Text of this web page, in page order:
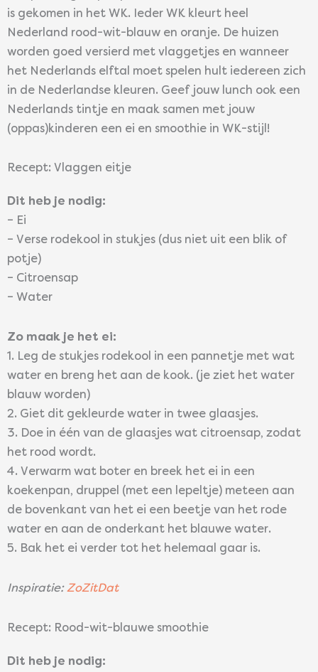
is gekomen in het WK. Ieder WK kleurt heel
Nederland rood-wit-blauw en oranje. De huizen
worden goed versierd met vlaggetjes en wanneer
het Nederlands elftal moet spelen hult iedereen zich
in de Nederlandse kleuren. Geef jouw lunch ook een
Nederlands tintje en maak samen met jouw
(oppas)kinderen een ei en smoothie in WK-stijl!
Recept: Vlaggen eitje
Dit heb je nodig:
– Ei
– Verse rodekool in stukjes (dus niet uit een blik of
potje)
– Citroensap
– Water
Zo maak je het ei:
1. Leg de stukjes rodekool in een pannetje met wat
water en breng het aan de kook. (je ziet het water
blauw worden)
2. Giet dit gekleurde water in twee glaasjes.
3. Doe in één van de glaasjes wat citroensap, zodat
het rood wordt.
4. Verwarm wat boter en breek het ei in een
koekenpan, druppel (met een lepeltje) meteen aan
de bovenkant van het ei een beetje van het rode
water en aan de onderkant het blauwe water.
5. Bak het ei verder tot het helemaal gaar is.
Inspiratie:ZoZitDat
Recept: Rood-wit-blauwe smoothie
Dit heb je nodig: